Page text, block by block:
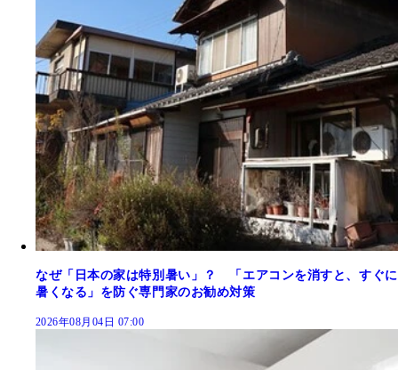
なぜ「日本の家は特別暑い」？ 「エアコンを消すと、すぐに
暑くなる」を防ぐ専門家のお勧め対策
2026年08月04日 07:00